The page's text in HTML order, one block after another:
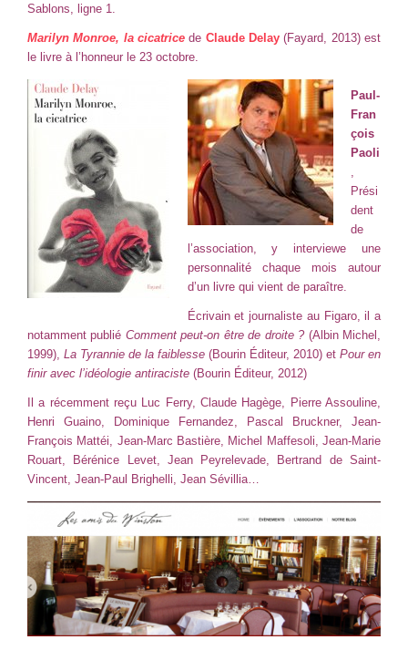
Sablons, ligne 1.
Marilyn Monroe, la cicatrice de Claude Delay (Fayard, 2013) est
le livre à l’honneur le 23 octobre.
Paul-
Fran
çois
Paoli
Prési
dent
de
l’association, y interviewe une
personnalité chaque mois autour
d’un livre qui vient de paraître.
Écrivain et journaliste au Figaro, il a
notamment publié Comment peut-on être de droite ?(Albin Michel,
1999), La Tyrannie de la faiblesse (Bourin Éditeur, 2010) et Pour en
finir avec l’idéologie antiraciste (Bourin Éditeur, 2012)
Il a récemment reçu Luc Ferry, Claude Hagège, Pierre Assouline,
Henri Guaino, Dominique Fernandez, Pascal Bruckner, Jean-
François Mattéi, Jean-Marc Bastière, Michel Maffesoli, Jean-Marie
Rouart, Bérénice Levet, Jean Peyrelevade, Bertrand de Saint-
Vincent, Jean-Paul Brighelli, Jean Sévillia…